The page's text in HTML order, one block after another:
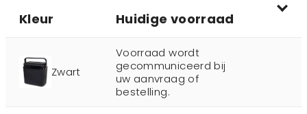
Kleur Huidige voorraad
Zwart
Voorraad wordt
gecommuniceerd bij
uw aanvraag of
bestelling.